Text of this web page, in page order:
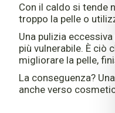
Con il caldo si tende
troppo la pelle o
Una pulizia
più vulnerabile. È ciò
migliorare la pelle,
La conseguenza?
anche verso